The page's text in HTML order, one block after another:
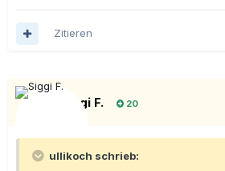
Zitieren
Siggi F. 20
ullikoch schrieb: